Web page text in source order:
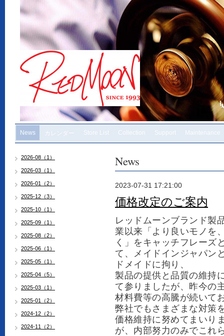
News カレンダー Store List Collection Support Maintenance
News
2023-07-31 17:21:00
価格改定のご案内
レッドムーンブランド製
業以来「より良いモノを
く」 をキャッチフレーズ
て、 メイドインジャパン
ドメイドに拘り、
製品の提供と品質の維持
て参りましたが、昨今の
材料費等の高騰が続いて
弊社でもさまざまな対策
価格維持に努めてまいり
が、内部努力のみでこれ
2026-08（1）
2026-03（1）
2026-01（2）
2025-12（3）
2025-10（1）
2025-09（1）
2025-08（2）
2025-06（1）
2025-05（1）
2025-04（5）
2025-03（1）
2025-01（2）
2024-12（2）
2024-11（2）